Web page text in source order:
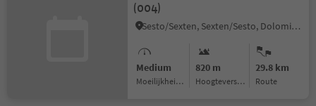
(004)
Sesto/Sexten, Sexten/Sesto, Dolomites Region 3 Zinnen
Medium
Moeilijkheidsgraad
820 m
Hoogteverschil
29.8 km
Route